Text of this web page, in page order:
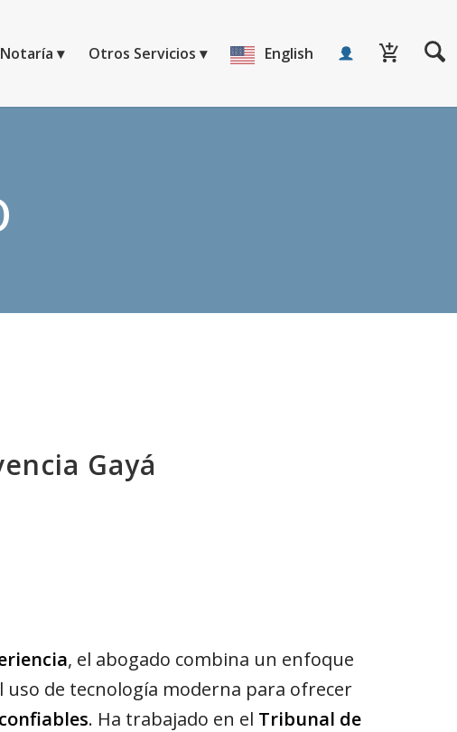
Notaría Otros Servicios English
Gayá
, el abogado combina un enfoque
de tecnología moderna para ofrecer
. Ha trabajado en el Tribunal de